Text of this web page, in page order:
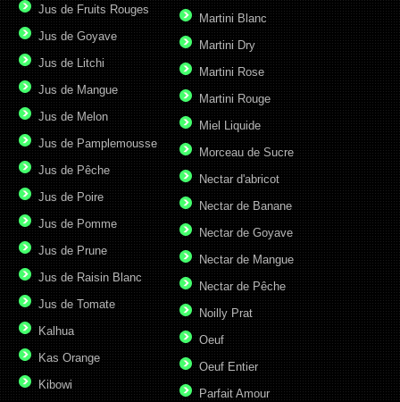
Jus de Fruits Rouges
Jus de Goyave
Jus de Litchi
Jus de Mangue
Jus de Melon
Jus de Pamplemousse
Jus de Pêche
Jus de Poire
Jus de Pomme
Jus de Prune
Jus de Raisin Blanc
Jus de Tomate
Kalhua
Kas Orange
Kibowi
Martini Blanc
Martini Dry
Martini Rose
Martini Rouge
Miel Liquide
Morceau de Sucre
Nectar d'abricot
Nectar de Banane
Nectar de Goyave
Nectar de Mangue
Nectar de Pêche
Noilly Prat
Oeuf
Oeuf Entier
Parfait Amour